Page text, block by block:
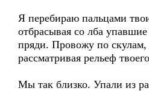
Я перебираю пальцами
отбрасывая со лба
пряди. Провожу по скулам,
рассматривая рельеф
Мы так близко. Упали из